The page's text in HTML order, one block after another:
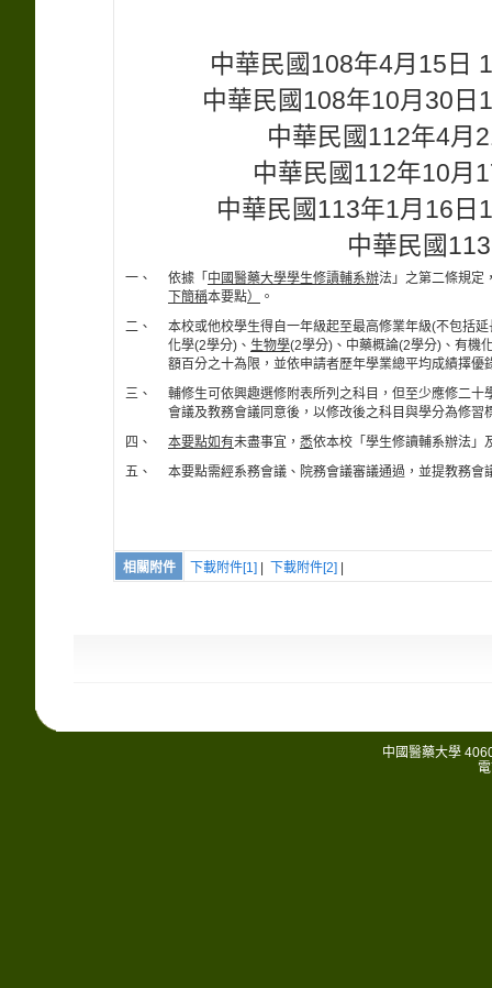
中華民國108年4月15日
中華民國108年10月30日
中華民國112年4月
中華民國112年10月
中華民國113年1月16日
中華民國
一、 依據「 中國醫藥大學學生修讀輔系辦法」之第二條規定
下簡稱本要點）
。
二、
本校或他校學生得自一年級起至最高修業年級(不包括
化學(2學分)、 生物學(2學分)、中藥概論(2學分)、有機
額百分之十為限，並依申請者歷年學業總平均成績擇
三、
輔修生可依興趣選修附表所列之科目，但至少應修二
會議及教務會議同意後，以修改後之科目與學分為修
四、
本要點如有未盡事宜， 悉依本校「學生修讀輔系辦法」
五、
本要點需經系務會議、院務會議審議通過，並提教務會
相關附件 下載附件[1] 下載附件[2]
中國醫藥大學